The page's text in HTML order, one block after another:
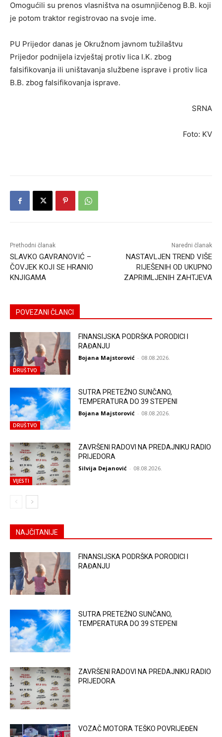
Omogućili su prenos vlasništva na osumnjičenog B.B. koji
je potom traktor registrovao na svoje ime.
PU Prijedor danas je Okružnom javnom tužilaštvu
Prijedor podnijela izvještaj protiv lica I.K. zbog
falsifikovanja ili uništavanja službene isprave i protiv lica
B.B. zbog falsifikovanja isprave.
SRNA
Foto: KV
Prethodni članak
SLAVKO GAVRANOVIĆ –
ČOVJEK KOJI SE HRANIO
KNJIGAMA
Naredni članak
NASTAVLJEN TREND VIŠE
RIJEŠENIH OD UKUPNO
ZAPRIMLJENIH ZAHTJEVA
POVEZANI ČLANCI
DRUŠTVO
FINANSIJSKA PODRŠKA PORODICI I
RAĐANJU
Bojana Majstorović - 08.08.2026.
DRUŠTVO
SUTRA PRETEŽNO SUNČANO,
TEMPERATURA DO 39 STEPENI
Bojana Majstorović - 08.08.2026.
VIJESTI
ZAVRŠENI RADOVI NA PREDAJNIKU RADIO
PRIJEDORA
Silvija Dejanović - 08.08.2026.
NAJČITANIJE
FINANSIJSKA PODRŠKA PORODICI I
RAĐANJU
SUTRA PRETEŽNO SUNČANO,
TEMPERATURA DO 39 STEPENI
ZAVRŠENI RADOVI NA PREDAJNIKU RADIO
PRIJEDORA
VOZAČ MOTORA TEŠKO POVRIJEĐEN